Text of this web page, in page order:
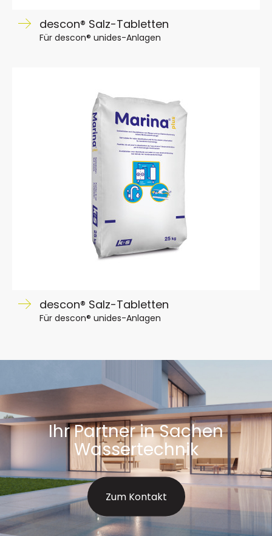
descon® Salz-Tabletten
Für descon® unides-Anlagen
descon® Salz-Tabletten
Für descon® unides-Anlagen
Ihr Partner in Sachen
Wassertechnik
Zum Kontakt